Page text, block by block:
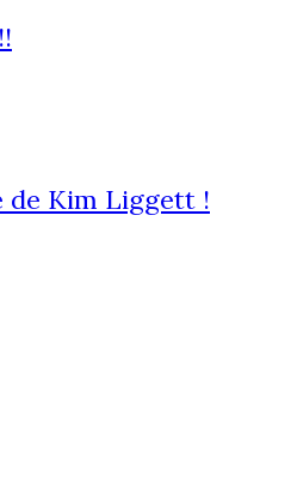
de Kim Liggett !